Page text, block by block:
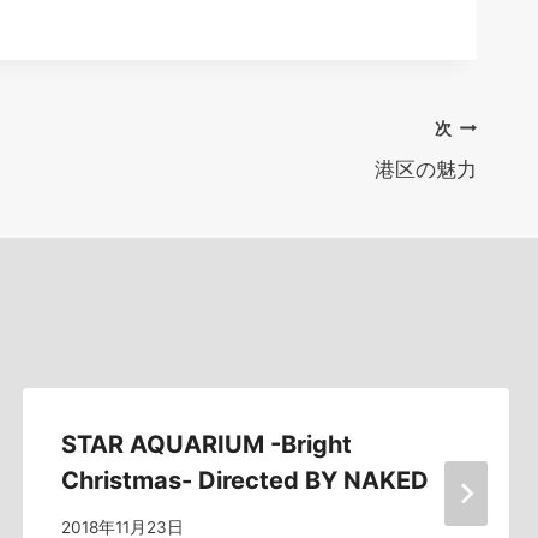
次
港区の魅力
STAR AQUARIUM -Bright
Christmas- Directed BY NAKED
2018年11月23日